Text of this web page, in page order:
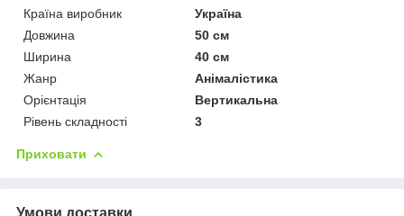
Країна виробник
Україна
Довжина
50 см
Ширина
40 см
Жанр
Анімалістика
Орієнтація
Вертикальна
Рівень складності
3
Приховати
Умови доставки